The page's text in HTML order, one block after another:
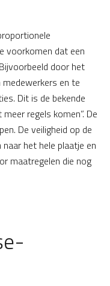
voorkomen dat een
door het
medewerkers en te
Dit is de bekende
regels komen”. De
De veiligheid op de
het hele plaatje en
maatregelen die nog